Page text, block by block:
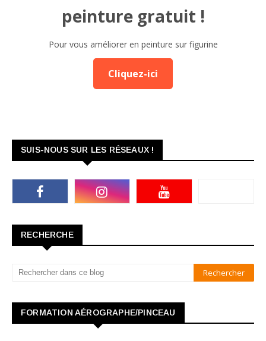
peinture gratuit !
Pour vous améliorer en peinture sur figurine
Cliquez-ici
SUIS-NOUS SUR LES RÉSEAUX !
RECHERCHE
FORMATION AÉROGRAPHE/PINCEAU